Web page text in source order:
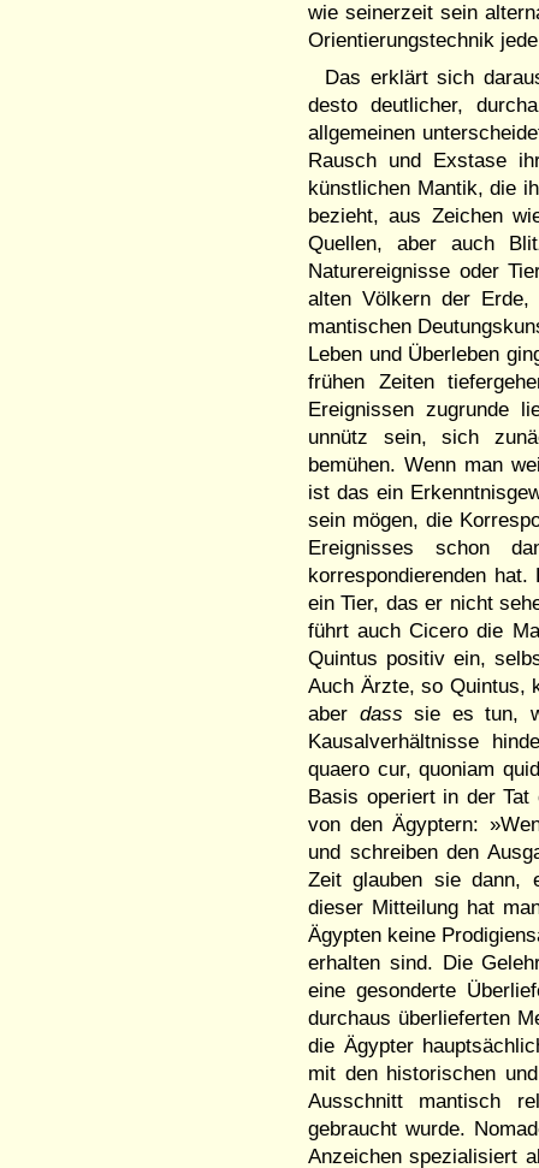
wie seinerzeit sein
Orientierungstechnik
Das erklärt sich
desto deutlicher,
allgemeinen
Rausch und Exstase
künstlichen Mantik, die
bezieht, aus Zeichen
Quellen, aber auch
Naturereignisse oder
alten Völkern der
mantischen
Leben und Überleben
frühen Zeiten
Ereignissen zugrunde
unnütz sein, sich
bemühen. Wenn man
ist das ein
sein mögen, die
Ereignisses schon
korrespondierenden
ein Tier, das er nicht
führt auch Cicero die
Quintus positiv ein,
Auch Ärzte, so Quintus,
aber dass sie es tun,
Kausalverhältnisse
quaero cur, quoniam
Basis operiert in der
von den Ägyptern:
und schreiben den
Zeit glauben sie dann,
dieser Mitteilung hat
Ägypten keine
erhalten sind. Die
eine gesonderte
durchaus überlieferten
die Ägypter
mit den historischen
Ausschnitt mantisch
gebraucht wurde.
Anzeichen spezialisiert